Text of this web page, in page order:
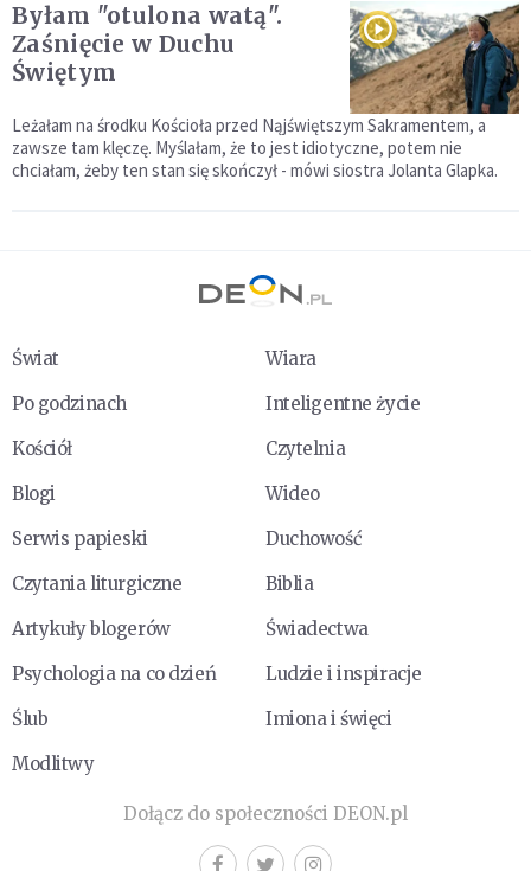
Byłam "otulona watą".
Zaśnięcie w Duchu
Świętym
Leżałam na środku Kościoła przed Nąjświętszym Sakramentem, a
zawsze tam klęczę. Myślałam, że to jest idiotyczne, potem nie
chciałam, żeby ten stan się skończył - mówi siostra Jolanta Glapka.
Świat
Wiara
Po godzinach
Inteligentne życie
Kościół
Czytelnia
Blogi
Wideo
Serwis papieski
Duchowość
Czytania liturgiczne
Biblia
Artykuły blogerów
Świadectwa
Psychologia na co dzień
Ludzie i inspiracje
Ślub
Imiona i święci
Modlitwy
Dołącz do społeczności DEON.pl